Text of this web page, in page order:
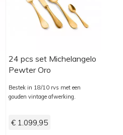
24 pcs set Michelangelo
Pewter Oro
Bestek in 18/10 rvs met een
gouden vintage afwerking.
€ 1.099,95